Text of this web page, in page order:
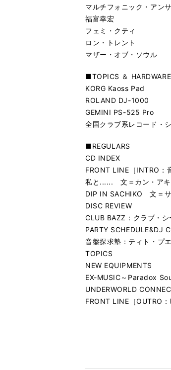
マルチフォニック・アン
福富幸宏
フェミ・クティ
ロン・トレント
マザー・オブ・ソウル
■TOPICS ＆
KORG Kaoss Pad
ROLAND DJ-1000
GEMINI PS-525 Pro
全国クラブ系レコード・
■REGULARS
CD INDEX
FRONT LINE［INTRO：
私と...... 文＝カン・ア
DIP IN SACHIKO 文＝サ
DISC REVIEW
CLUB BAZZ：クラブ・シ
PARTY SCHEDULE&DJ
音盤探求塾：ティト・プ
TOPICS
NEW EQUIPMENTS
EX-MUSIC～Paradox
UNDERWORLD
FRONT LINE［OUTRO：